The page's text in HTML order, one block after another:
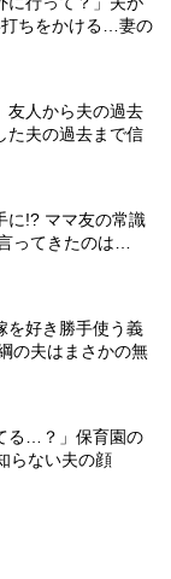
ちをかける…妻の
友人から夫の過去
た夫の過去まで信
に!? ママ友の常識
ってきたのは…
を好き勝手使う義
の夫はまさかの無
る…？」保育園の
らない夫の顔